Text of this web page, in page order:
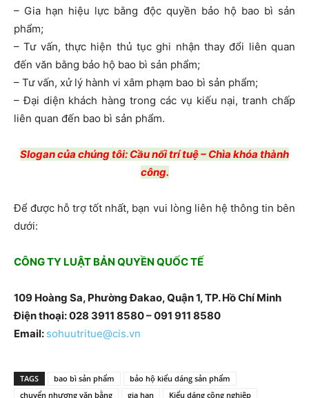
– Gia hạn hiệu lực bằng độc quyền bảo hộ bao bì sản
phẩm;
– Tư vấn, thực hiện thủ tục ghi nhận thay đổi liên quan
đến văn bằng bảo hộ bao bì sản phẩm;
– Tư vấn, xử lý hành vi xâm phạm bao bì sản phẩm;
– Đại diện khách hàng trong các vụ kiếu nại, tranh chấp
liên quan đến bao bì sản phẩm.
Slogan của chúng tôi: Cầu nối trí tuệ – Chìa khóa thành
công.
Để được hỗ trợ tốt nhất, bạn vui lòng liên hệ thông tin bên
dưới:
CÔNG TY LUẬT BẢN QUYỀN QUỐC TẾ
109 Hoàng Sa, Phường Đakao, Quận 1, TP. Hồ Chí Minh
Điện thoại: 028 3911 8580 – 091 911 8580
Email: sohuutritue@cis.vn
TAGS bao bì sản phẩm
bảo hộ kiểu dáng sản phẩm
chuyển nhượng văn bằng
gia hạn Kiểu dáng công nghiệp